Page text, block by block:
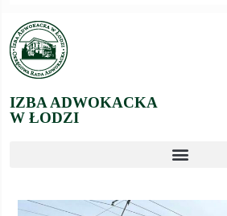
IZBA ADWOKACKA
W ŁODZI